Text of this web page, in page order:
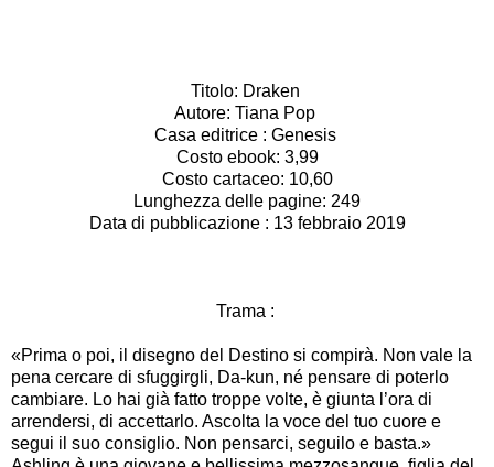
Titolo: Draken
Autore: Tiana Pop
Casa editrice : Genesis
Costo ebook: 3,99
Costo cartaceo: 10,60
Lunghezza delle pagine: 249
Data di pubblicazione : 13 febbraio 2019
Trama :
«Prima o poi, il disegno del Destino si compirà. Non vale la
pena cercare di sfuggirgli, Da-kun, né pensare di poterlo
cambiare. Lo hai già fatto troppe volte, è giunta l’ora di
arrendersi, di accettarlo. Ascolta la voce del tuo cuore e
segui il suo consiglio. Non pensarci, seguilo e basta.»